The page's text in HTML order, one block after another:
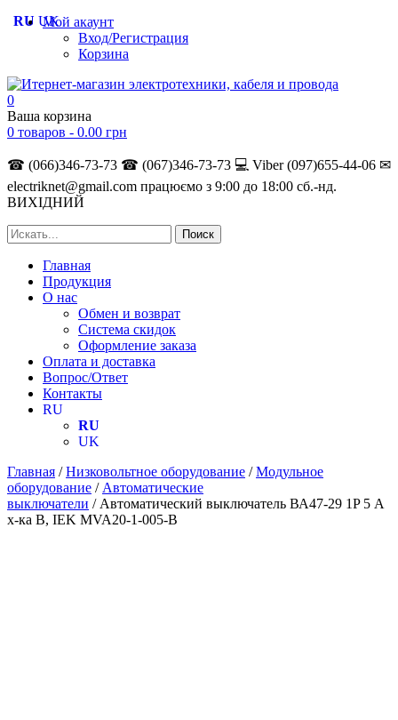
Мой акаунт
Вход/Регистрация
Корзина
0
Ваша корзина
0 товаров - 0.00 грн
☎ (066)346-73-73 ☎ (067)346-73-73 💻 Viber (097)655-44-06 ✉
electriknet@gmail.com працюємо з 9:00 до 18:00 сб.-нд.
ВИХІДНИЙ
Главная
Продукция
О нас
Обмен и возврат
Система скидок
Оформление заказа
Оплата и доставка
Вопрос/Ответ
Контакты
RU
RU
UK
Главная /Низковольтное оборудование /Модульное
оборудование / Автоматические
выключатели / Автоматический выключатель ВА47-29 1P 5 А
х-ка B, IEK MVA20-1-005-B
RU UK